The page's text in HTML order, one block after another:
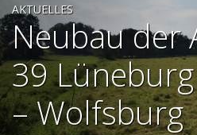
AKTUELLES
Neubau der
39 Lüneburg
– Wolfsburg